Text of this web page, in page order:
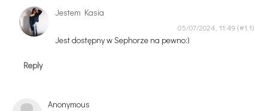
Jestem Kasia
05/07/2024, 11:49
Jest dostępny w Sephorze na pewno:)
Reply
Anonymous